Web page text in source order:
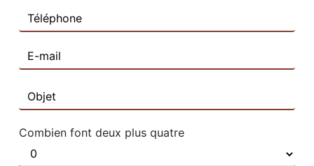
Combien font deux plus quatre